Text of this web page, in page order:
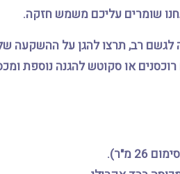
שומרים עליכם משמש חזקה.
לגשם רב, תרצו להגן על ההשקעה
רוכסנים או סקוטש להגנה נוספת
מ"ר).